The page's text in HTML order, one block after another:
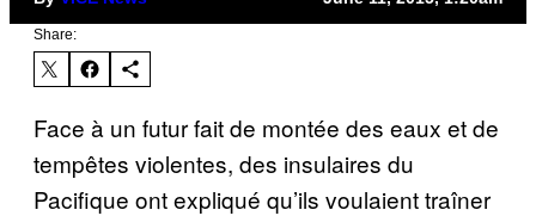
Share:
Face à un futur fait de montée des eaux et de
tempêtes violentes, des insulaires du
Pacifique ont expliqué qu’ils voulaient traîner